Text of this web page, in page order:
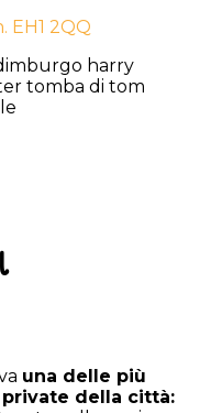
EH1 2QQ
una delle più
della città: